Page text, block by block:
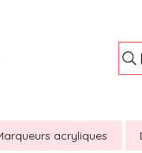
acryliques